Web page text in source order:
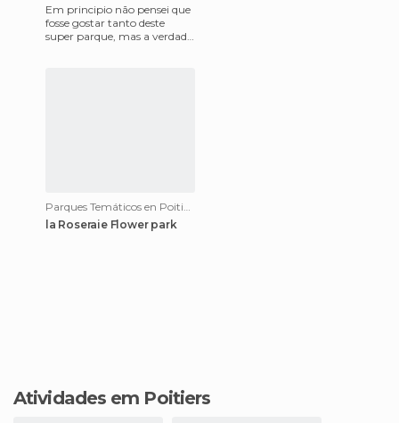
Em principio não pensei que
fosse gostar tanto deste
super parque, mas a verdade
Parques Temáticos en Poitiers
la Roseraie Flower park
Atividades em Poitiers